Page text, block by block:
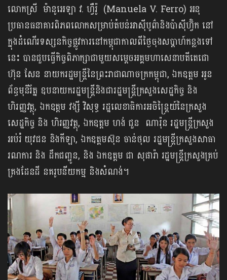
លោកស្រី ម៉ានូអេឡា វ. ហ្វឺរ៉ូ (Manuela V. Ferro) អនុ
ប្រធានធនាគារពិភពលោកសម្រាប់តំបន់អាស៊ីបូព៌ានិងប៉ាស៊ីហ្វ៊ិក នៅ
ក្នុងដំណើរទស្សនកិច្ចផ្លូវការនៅកម្ពុជាកាលពីថ្ងៃចុងសប្ដាហ៍កន្លងទៅ
នេះ បានជួបធ្វើកិច្ចពិភាក្សាជាមួយសម្តេចអគ្គមហាសេនាបតីតេជោ
ហ៊ុន សែន នាយករដ្ឋមន្ត្រីនៃព្រះរាជាណាចក្រកម្ពុជា, ឯកឧត្តម អូន
ព័ន្ធមុនីរ័ត្ន ឧបនាយករដ្ឋមន្ត្រីនិងជារដ្ឋមន្ត្រីក្រសួងសេដ្ឋកិច្ច និង
ហិរញ្ញវត្ថុ, ឯកឧត្តម វង្សី វិសុទ្ធ រដ្ឋលេខាធិការអចិន្ត្រៃយ៍នៃក្រសួង
សេដ្ឋកិច្ច និង ហិរញ្ញវត្ថុ, ឯកឧត្តម ហង់ ជួន ណារ៉ុន រដ្ឋមន្ត្រីក្រសួង
អប់រំ យុវជន និងកីឡា, ឯកឧត្តមស៊ុន ចាន់ថុល រដ្ឋមន្ត្រីក្រសួងសាធា
រណការ និង ដឹកជញ្ជូន, និង ឯកឧត្តម ជា សុផារ៉ា រដ្ឋមន្ត្រីក្រសួងគ្រប់
គ្រងដែនដី នគរូបនីយកម្ម និងសំណង់។